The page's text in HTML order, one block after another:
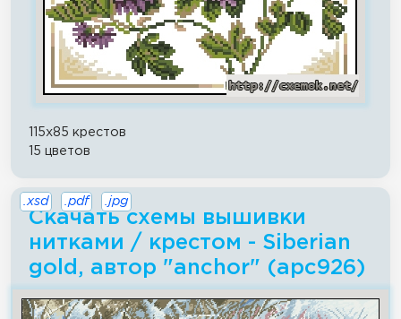
115x85 крестов
15 цветов
Скачать схемы вышивки
нитками / крестом - Siberian
gold, автор "anchor" (apc926)
.xsd .pdf .jpg